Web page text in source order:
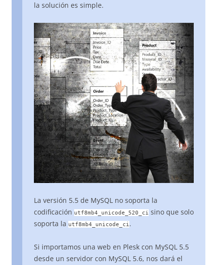
la solución es simple.
La versión 5.5 de MySQL no soporta la
codificación utf8mb4_unicode_520_ci sino que solo
soporta la utf8mb4_unicode_ci.
Si importamos una web en Plesk con MySQL 5.5
desde un servidor con MySQL 5.6, nos dará el